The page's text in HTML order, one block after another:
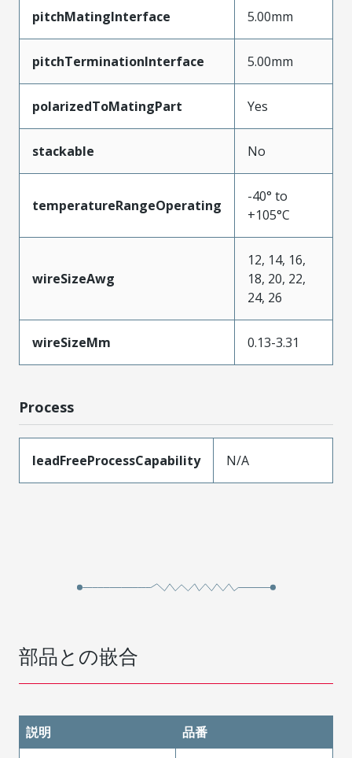
pitchMatingInterface 5.00mm
pitchTerminationInterface 5.00mm
polarizedToMatingPart Yes
stackable No
temperatureRangeOperating
-40° to
+105°C
wireSizeAwg
12, 14, 16,
18, 20, 22,
24, 26
wireSizeMm 0.13-3.31
Process
leadFreeProcessCapability N/A
部品との嵌合
説明
品番